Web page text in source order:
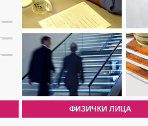
ФИЗИЧКИ ЛИЦА